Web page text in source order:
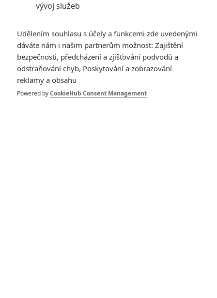
1 ČLÁNEK | 30.07.2026 20:14
Děti krve a kostí: Regulérní trailer představuje akční fantasy
dobrodružství s vůní Afriky
1ČLÁNEK | 30.07.2026 12:31
Spider-Man: Zbrusu nový den – Podle recenzí máme čekat
překvapivě emotivní a osobní film
vývoj služeb
Udělením souhlasu s účely a funkcemi zde uvedenými
dáváte nám i našim partnerům možnost: Zajištění
bezpečnosti, předcházení a zjišťování podvodů a
odstraňování chyb, Poskytování a zobrazování
reklamy a obsahu
Powered byCookieHub Consent Management